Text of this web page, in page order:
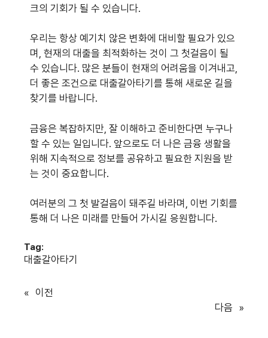
크의 기회가 될 수 있습니다.
우리는 항상 예기치 않은 변화에 대비할 필요가 있으
며, 현재의 대출을 최적화하는 것이 그 첫걸음이 될
수 있습니다. 많은 분들이 현재의 어려움을 이겨내고,
더 좋은 조건으로 대출갈아타기를 통해 새로운 길을
찾기를 바랍니다.
금융은 복잡하지만, 잘 이해하고 준비한다면 누구나
할 수 있는 일입니다. 앞으로도 더 나은 금융 생활을
위해 지속적으로 정보를 공유하고 필요한 지원을 받
는 것이 중요합니다.
여러분의 그 첫 발걸음이 돼주길 바라며, 이번 기회를
통해 더 나은 미래를 만들어 가시길 응원합니다.
Tag:
대출갈아타기
« 이전
다음 »